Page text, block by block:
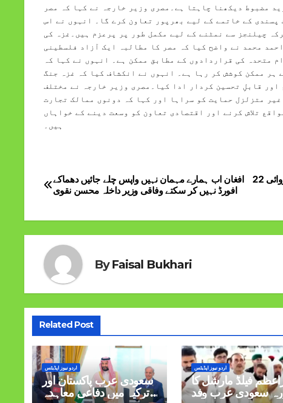
مضبوط دیکھنا چاہتا ہے۔مصری وزیر خارجہ نے کہا کہ مصر
کے خاتمے کے لیے بھرپور تعاون کرے گا۔ انہوں نے اس
چیلنجز سے نمٹنے کے لیے مکمل طور پر پرعزم ہیں۔غزہ کی
محمد نے واضح کیا کہ مصر کا مطالبہ ایک آزاد فلسطینی
متحدہ کی قراردادوں کے مطابق ممکن ہے۔ انہوں نے کہا کہ
ہر ممکن کوشش کر رہا ہے۔ انہوں نے انکشاف کیا کہ غزہ جنگ
قابلِ تحسین کردار ادا کیا۔مصری وزیر خارجہ نے مختلف
متزلزل حمایت کو سراہا اور کہا کہ دونوں ممالک تجارت
تلاش کرنے اور اقتصادی تعاون کو وسعت دینے کے خواہاں
ہیں۔
Post
ڈیرہ اسماعیل خان سکیورٹی فورسز کی کارروائی 22
افغان اب ہمارے مہمان نہیں واپس چلے جائیں دھماکے
افورڈ نہیں کر سکتے وفاقی وزیر داخلہ محسن نقوی
ByFaisal Bukhari
Related Post
اردو نیوز اپڈیٹس
سعودی عرب پاکستان اور
ترکیہ میں دفاعی معاہدہ
اردو نیوز اپڈیٹس
فیلڈ مارشل کا
سعودی عرب وفد